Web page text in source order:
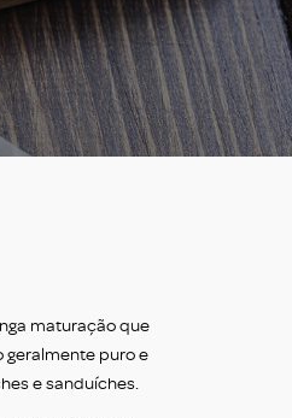
maturação que
geralmente puro e
e sanduíches.